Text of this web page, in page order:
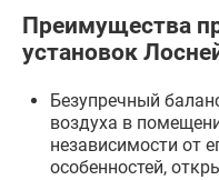
Преимущества
установок
Безупречный
воздуха в
независимости от
особенностей,